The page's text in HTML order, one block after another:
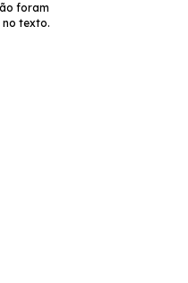
foram
texto.